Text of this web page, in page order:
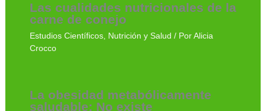
Las cualidades nutricionales de la
carne de conejo
Estudios Científicos, Nutrición y Salud / Por Alicia
Crocco
La obesidad metabólicamente
saludable: No existe